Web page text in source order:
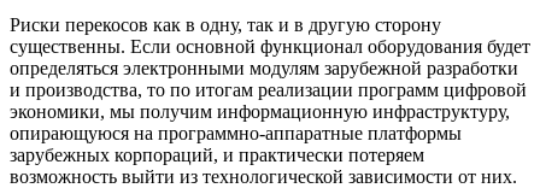
Риски перекосов как в одну, так и в другую сторону
существенны. Если основной функционал оборудования будет
определяться электронными модулям зарубежной разработки
и производства, то по итогам реализации программ цифровой
экономики, мы получим информационную инфраструктуру,
опирающуюся на программно-аппаратные платформы
зарубежных корпораций, и практически потеряем
возможность выйти из технологической зависимости от них.